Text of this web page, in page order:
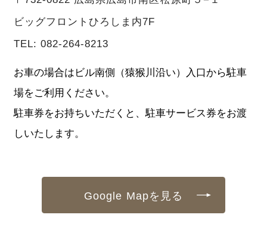
ビッグフロントひろしま内7F
TEL: 082-264-8213
お車の場合はビル南側（猿猴川沿い）入口から駐車
場をご利用ください。
駐車券をお持ちいただくと、駐車サービス券をお渡
しいたします。
Google Mapを見る